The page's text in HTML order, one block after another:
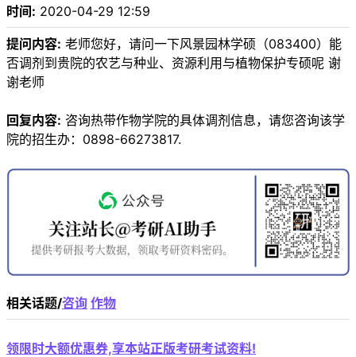
时间: 2020-04-29 12:59
提问内容: 老师您好，请问一下风景园林学硕（083400）能
否调剂到贵院的农艺与种业、资源利用与植物保护专硕呢 谢
谢老师
回复内容: 咨询热带作物学院的具体调剂信息，请您咨询该学
院的招生办：0898-66273817.
相关话题/咨询 作物
领限时大额优惠券,享本站正版考研考试资料!